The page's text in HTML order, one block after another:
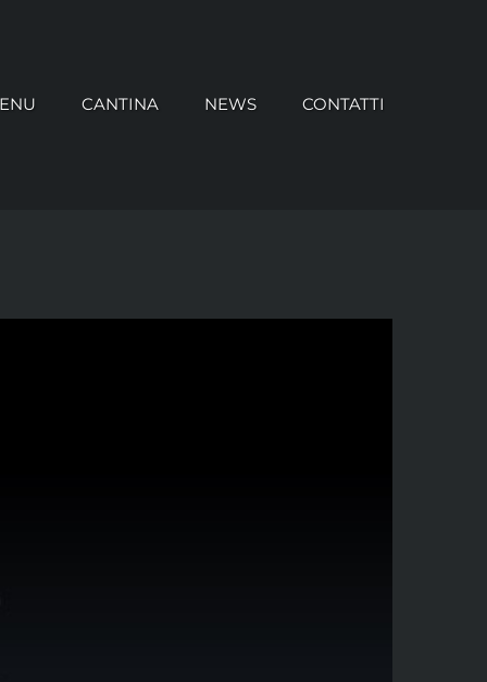
CANTINA NEWS CONTATTI